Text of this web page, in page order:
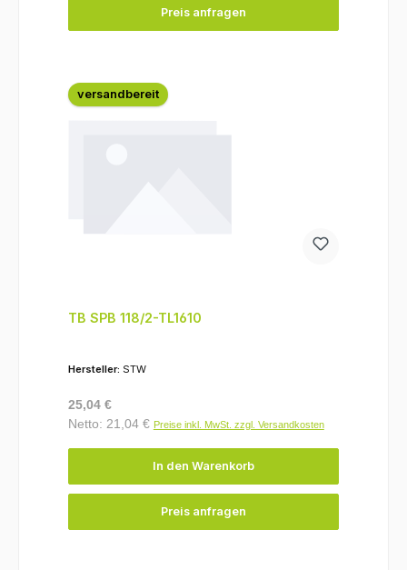
Preis anfragen
versandbereit
TB SPB 118/2-TL1610
Hersteller: STW
Regulärer Preis:
25,04 €
Netto: 21,04 € Preise inkl. MwSt. zzgl. Versandkosten
In den Warenkorb
Preis anfragen